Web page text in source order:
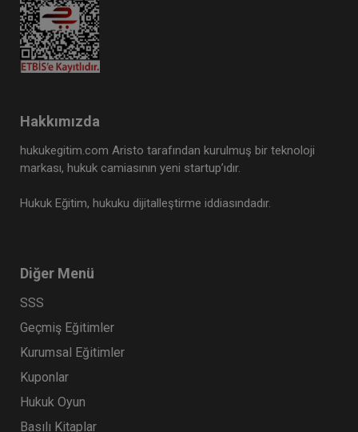
360 TL
İş Kazaları ve Meslek Hastalıkları - III. İş Hukuku
Kongresi - V. Oturum
360 TL
Hakkımızda
hukukegitim.com Aristo tarafından kurulmuş bir teknoloji
markası, hukuk camiasının yeni startup’ıdır.
Hukuk Eğitim, hukuku dijitalleştirme iddiasındadır.
Diğer Menü
SSS
Geçmiş Eğitimler
Kurumsal Eğitimler
Kuponlar
Hukuk Oyun
Basılı Kitaplar